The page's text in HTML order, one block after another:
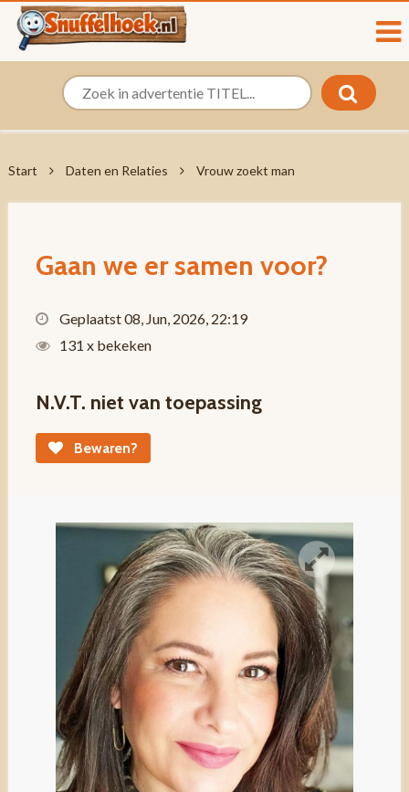
Start Daten en Relaties Vrouw zoekt man
Gaan we er samen voor?
Geplaatst 08, Jun, 2026, 22:19
131 x bekeken
N.V.T. niet van toepassing
Bewaren?